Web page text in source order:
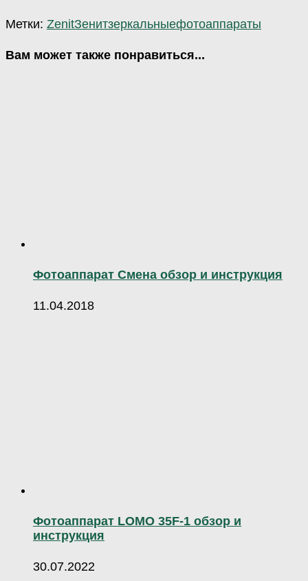
Метки: ZenitЗенитзеркальныефотоаппараты
Вам может также понравиться...
Фотоаппарат Смена обзор и инструкция
11.04.2018
Фотоаппарат LOMO 35F-1 обзор и
инструкция
30.07.2022